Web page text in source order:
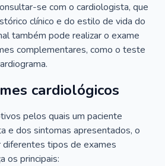
se com o cardiologista, que
clínico e do estilo de vida do
também pode realizar o exame
complementares, como o teste
cardiológicos
pelos quais um paciente
e dos sintomas apresentados, o
tipos de exames
os principais: